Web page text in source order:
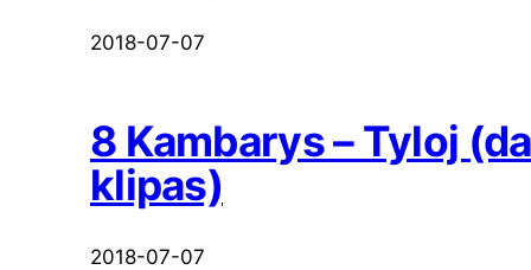
2018-07-07
8 Kambarys – Tyloj
klipas)
2018-07-07